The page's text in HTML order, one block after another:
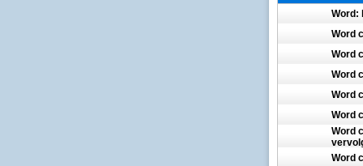
Word:
Word
Word
Word
Word
Word
Word
Word